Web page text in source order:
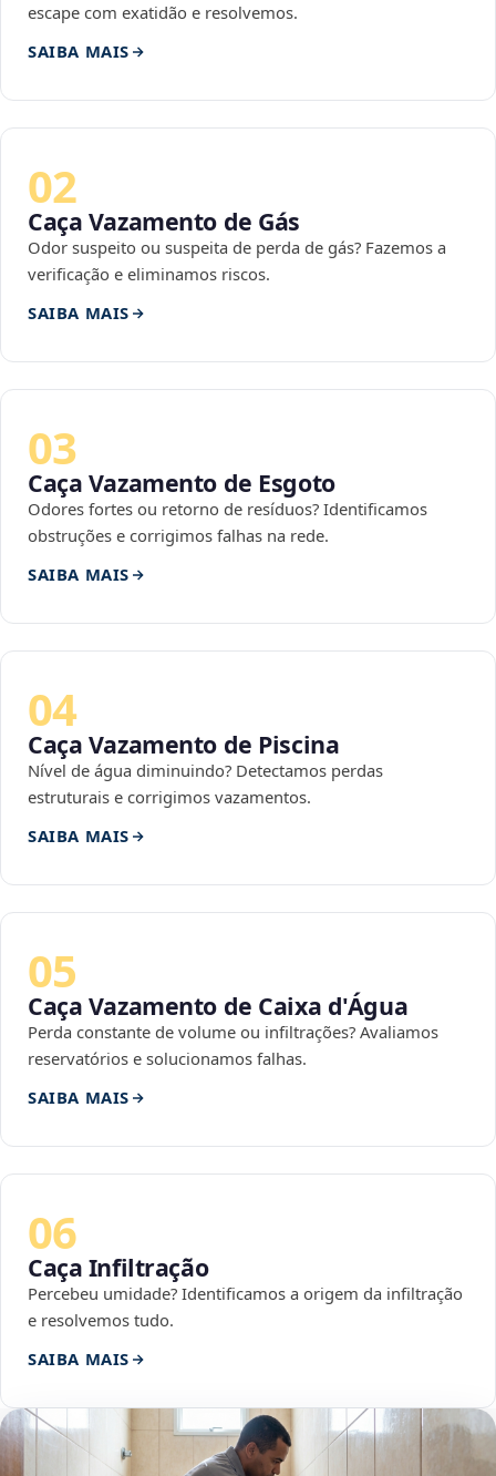
escape com exatidão e resolvemos.
SAIBA MAIS
02
Caça Vazamento de Gás
Odor suspeito ou suspeita de perda de gás? Fazemos a
verificação e eliminamos riscos.
SAIBA MAIS
03
Caça Vazamento de Esgoto
Odores fortes ou retorno de resíduos? Identificamos
obstruções e corrigimos falhas na rede.
SAIBA MAIS
04
Caça Vazamento de Piscina
Nível de água diminuindo? Detectamos perdas
estruturais e corrigimos vazamentos.
SAIBA MAIS
05
Caça Vazamento de Caixa d'Água
Perda constante de volume ou infiltrações? Avaliamos
reservatórios e solucionamos falhas.
SAIBA MAIS
06
Caça Infiltração
Percebeu umidade? Identificamos a origem da infiltração
e resolvemos tudo.
SAIBA MAIS